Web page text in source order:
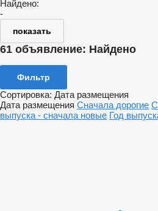
Найдено:
-
показать
61 объявление: Найдено
Фильтр
Сортировка: Дата размещения
Дата размещения Сначала дорогие
выпуска - сначала новые Год